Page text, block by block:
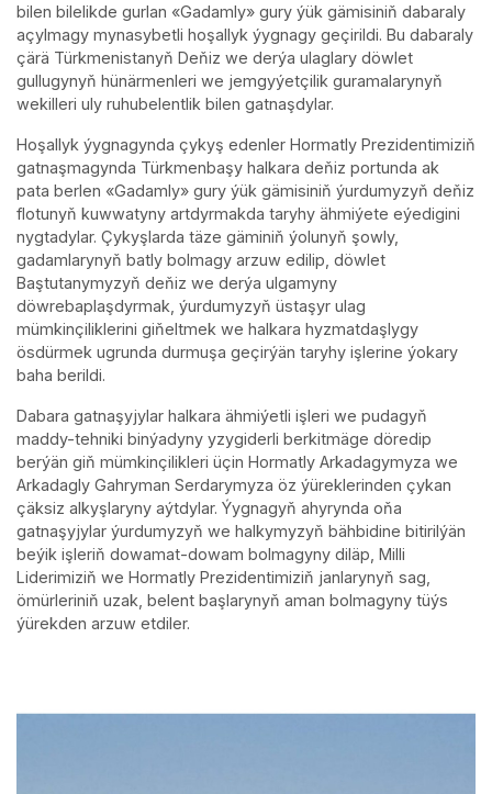
bilen bilelikde gurlan «Gadamly» gury ýük gämisiniň dabaraly
açylmagy mynasybetli hoşallyk ýygnagy geçirildi. Bu dabaraly
çärä Türkmenistanyň Deňiz we derýa ulaglary döwlet
gullugynyň hünärmenleri we jemgyýetçilik guramalarynyň
wekilleri uly ruhubelentlik bilen gatnaşdylar.
Hoşallyk ýygnagynda çykyş edenler Hormatly Prezidentimiziň
gatnaşmagynda Türkmenbaşy halkara deňiz portunda ak
pata berlen «Gadamly» gury ýük gämisiniň ýurdumyzyň deňiz
flotunyň kuwwatyny artdyrmakda taryhy ähmiýete eýedigini
nygtadylar. Çykyşlarda täze gäminiň ýolunyň şowly,
gadamlarynyň batly bolmagy arzuw edilip, döwlet
Baştutanymyzyň deňiz we derýa ulgamyny
döwrebaplaşdyrmak, ýurdumyzyň üstaşyr ulag
mümkinçiliklerini giňeltmek we halkara hyzmatdaşlygy
ösdürmek ugrunda durmuşa geçirýän taryhy işlerine ýokary
baha berildi.
Dabara gatnaşyjylar halkara ähmiýetli işleri we pudagyň
maddy-tehniki binýadyny yzygiderli berkitmäge döredip
berýän giň mümkinçilikleri üçin Hormatly Arkadagymyza we
Arkadagly Gahryman Serdarymyza öz ýüreklerinden çykan
çäksiz alkyşlaryny aýtdylar. Ýygnagyň ahyrynda oňa
gatnaşyjylar ýurdumyzyň we halkymyzyň bähbidine bitirilýän
beýik işleriň dowamat-dowam bolmagyny diläp, Milli
Liderimiziň we Hormatly Prezidentimiziň janlarynyň sag,
ömürleriniň uzak, belent başlarynyň aman bolmagyny tüýs
ýürekden arzuw etdiler.